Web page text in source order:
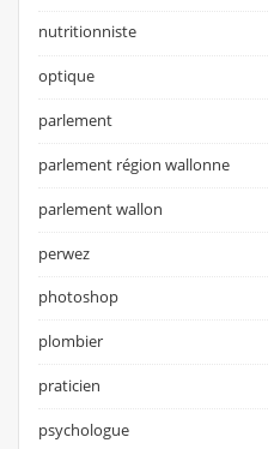
nutritionniste
optique
parlement
parlement région wallonne
parlement wallon
perwez
photoshop
plombier
praticien
psychologue